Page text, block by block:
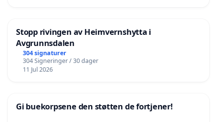
Stopp rivingen av Heimvernshytta i
Avgrunnsdalen
304 signaturer
304 Signeringer / 30 dager
11 Jul 2026
Gi buekorpsene den støtten de fortjener!